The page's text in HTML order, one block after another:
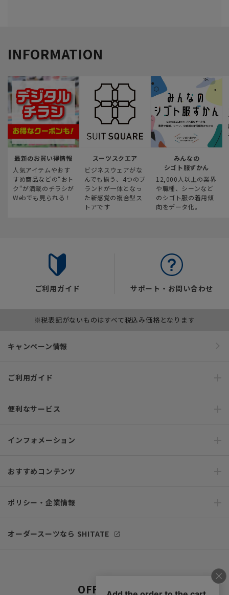
INFORMATION
最新のお買い得情報
人気アイテムやおす
すめ商品などの“おト
ク“が満載のチラシが
Webでも見られる！
スーツスクエア
ビジネスウェアがな
んでも揃う、4つのブ
ランドが一体となっ
た新感覚の複合型ス
トアです
みんなの
シゴト服ずかん
12,000人以上の業界
や職種、シーンなど
のシゴト服の着用傾
向をデータ化。
ご利用ガイド サポート・お問い合わせ
※税表記がないものはすべて税込み価格となります
キャンペーン情報
ご利用ガイド
便利なサービス
インフォメーション
おすすめコンテンツ
ポリシー・企業情報
オーダースーツなら SHITATE
OFFICIAL SNS